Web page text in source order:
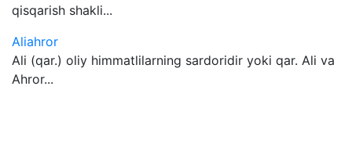
qisqarish shakli...
Aliahror
Ali (qar.) oliy himmatlilarning sardoridir yoki qar. Ali va
Ahror...